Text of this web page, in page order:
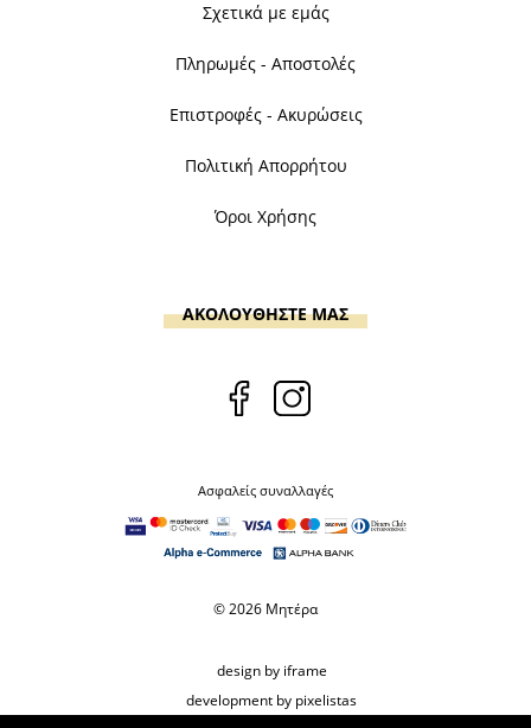
Σχετικά με εμάς
Πληρωμές - Αποστολές
Επιστροφές - Ακυρώσεις
Πολιτική Απορρήτου
Όροι Χρήσης
ΑΚΟΛΟΥΘΗΣΤΕ ΜΑΣ
Ασφαλείς συναλλαγές
© 2026 Μητέρα
design by iframe
development by pixelistas